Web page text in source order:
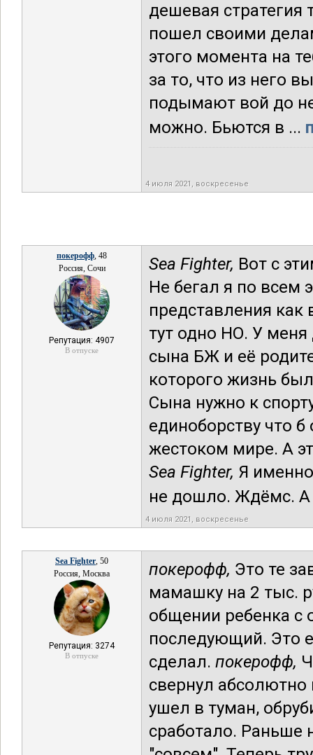
дешевая стратегия
пошел своими
этого момента на
за то, что из него
подымают вой до
можно. Бьются в ...
4 июля 2021, воскресенье
покерофф, 48
Россия, Сочи
Репутация: 4907
В отпуске
Sea Fighter, Вот с
Не бегал я по всем
представления
тут одно НО. У
сына БЖ и её
которого жизнь
Сына нужно к
единоборству что
жестоком мире. А
Sea Fighter, Я
не дошло. Ждёмс.
4 июля 2021, воскресенье
Sea Fighter, 50
Россия, Москва
Репутация: 3274
В отпуске
покерофф, Это те
мамашку на 2 тыс.
общении ребенка с
последующий. Это
сделал. покерофф,
свернул
ушел в туман,
сработало. Раньше